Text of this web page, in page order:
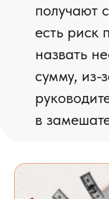
получают
есть риск
назвать
сумму, из-
в